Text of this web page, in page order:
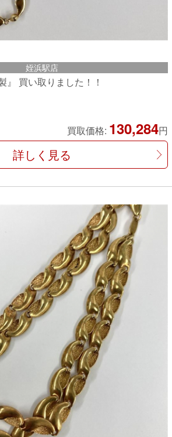
姪浜駅店
』 買い取りました！！
買取価格: 130,284円
詳しく見る